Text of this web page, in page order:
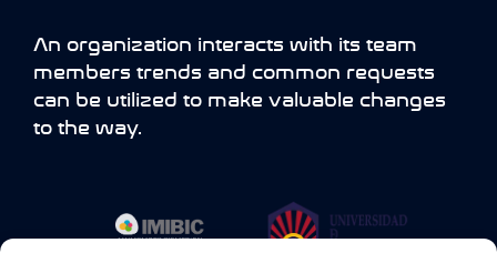
An organization interacts with its team
members trends and common requests
can be utilized to make valuable changes
to the way.